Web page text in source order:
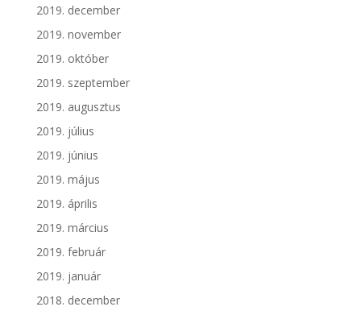
2019. december
2019. november
2019. október
2019. szeptember
2019. augusztus
2019. július
2019. június
2019. május
2019. április
2019. március
2019. február
2019. január
2018. december